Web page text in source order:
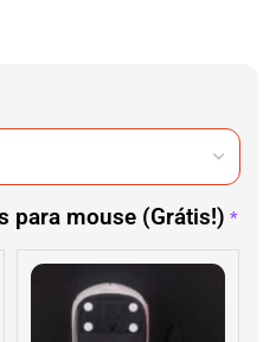
para mouse (Grátis!) *